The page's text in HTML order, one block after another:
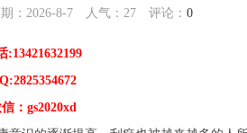
：2026-8-7 人气： 27 评论： 0
:13421632199
：gs2020xd